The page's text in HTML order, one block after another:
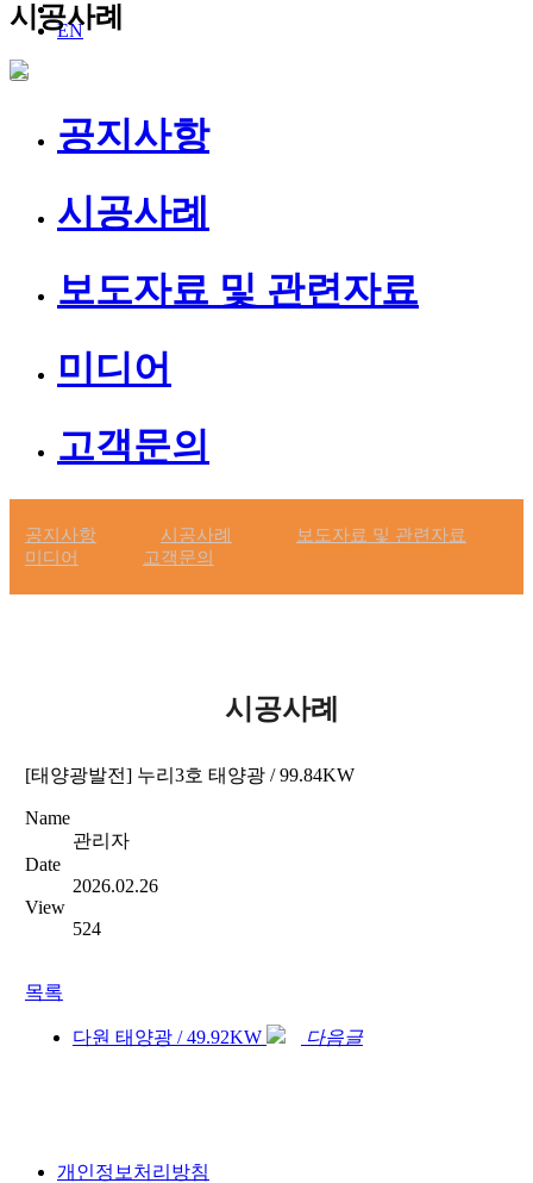
EN
모든에너지
시공사례
공지사항
시공사례
보도자료 및 관련자료
미디어
고객문의
공지사항 시공사례
보도자료 및 관련자료
미디어
고객문의
시공사례
[태양광발전] 누리3호 태양광 / 99.84KW
Name
관리자
Date
2026.02.26
View
524
목록
다원 태양광 / 49.92KW 다음글
개인정보처리방침